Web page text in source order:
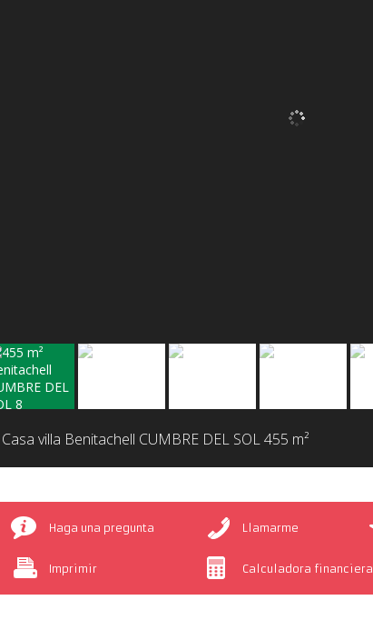
Casa villa Benitachell CUMBRE DEL SOL455 m²
Haga una pregunta Llamarme
Imprimir Calculadora financiera